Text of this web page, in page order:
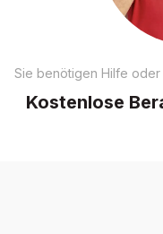
Sie benötigen Hilfe oder
Kostenlose